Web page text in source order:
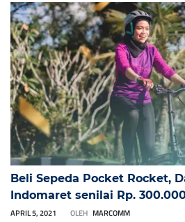
olahraga keliling kompleks sepedaan
salah satu ide menarik […]
Beli Sepeda Pocket Rocket,
Indomaret senilai Rp.
APRIL 5, 2021 OLEH MARCOMM